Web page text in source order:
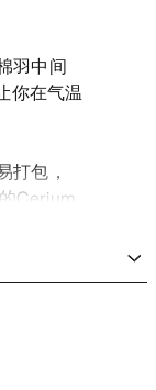
羽中间
你在气温
打包，
Cerium
，适合
在寒冷干